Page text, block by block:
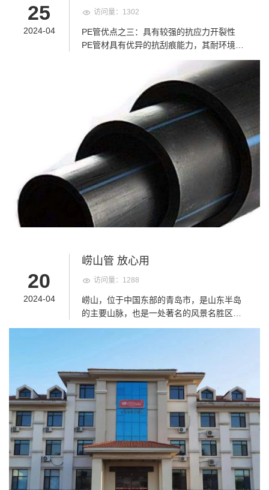
力也会影响其老化周期。如果工作压力超过
PE管的承受能力，会导致其内部应力增加，
加速材料的疲劳和老化过程。 5.维护和保
寿命。定期检查PE管的连接处、外观和性
能，及时发现并处理潜在问题，可以有效防
止故障的发生和扩展。
25
2024-04
访问量：1302
PE管优点之三：具有较强的抗应力开裂性
PE管材具有优异的抗刮痕能力，其耐环境应
腐蚀，土壤中存在的化学物质不会对管道产
年，不会因遭受紫外线辐射而损坏。 PE管优
点之六：耐磨性好 PE管道与钢管的耐磨性对
比试验表明，PE管道的耐磨性是钢管的4
倍，在泥浆输送领域领域，同钢管相比，PE
管道具有更好的耐磨性，这意味着PE管道具
有更长的使用寿命和更好的经济性。 PE管优
点之七：具有较好可挠性 PE管道的柔性使得
它容易弯曲，工程上可通过改变管道走向的
方式绕过障碍物，在许多场合，PE管道的柔
优点之八：产生水流阻力小 PE管道具有光滑
表面和非粘附特性保证了管道具有比传统管
材更高的输送能力，同时 也降低了管材管路
的压力损失和输水能耗。 PE管优点之九：搬
PE管道具有多种施工技术，除了可以采用传
统的开挖方式进行施工，还可以采用多种全
新的非开挖技术如顶管、定向钻孔、衬管、
裂管等方式进行施工，可选择的施工方式较
多。
20
2024-04
崂山管 放心用
访问量：1288
崂山，位于中国东部的青岛市，是山东半岛
的主要山脉，也是一处著名的风景名胜区。
崂山以其险峻的山势、秀美的景色和丰富的
味和文化内涵的人文宝库。而在这座美丽的
山脉之中，崂山管业却以其卓越的品质和卓
越的服务，成为了建筑行业的的放心之选。
崂山管业，是一家专注于塑胶管道生产和服
务的企业。多年来，崂山管业始终秉持着“服
务追求品质”的理念，致力于为客户提供最优
质、最贴心的服务。深知，只有让顾客放
心，才能赢得顾客的信任和支持。因此，崂
山管在各个方面都严格把关，确保顾客在使
用崂山管业产品的同时也能够享受到放心、